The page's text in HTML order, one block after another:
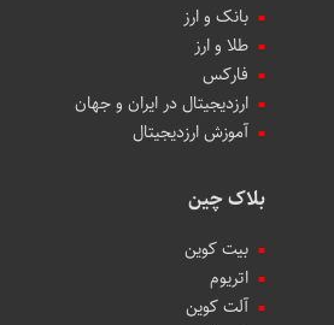
بانک و ارز
طلا و ارز
فارکس
ارزدیجیتال در ایران و جهان
آموزش ارزدیجیتال
بلاک چین
بیت کوین
اتریوم
آلت کوین